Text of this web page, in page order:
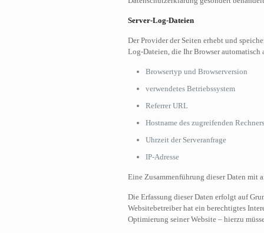
Server-Log-Dateien
Der Provider der Seiten erhebt und
Log-Dateien, die Ihr Browser automatisch
Browsertyp und Browserversion
verwendetes Betriebssystem
Referrer URL
Hostname des zugreifenden Rechners
Uhrzeit der Serveranfrage
IP-Adresse
Eine Zusammenführung dieser Daten mit
Die Erfassung dieser Daten erfolgt auf
Websitebetreiber hat ein berechtigtes
Optimierung seiner Website – hierzu